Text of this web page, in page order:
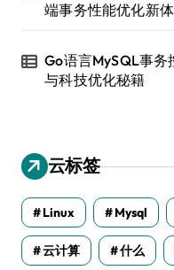
端事务性能优化新
Go语言MySQL事
与科技优化秘籍
云标签
Linux Mysql
云计算 什么